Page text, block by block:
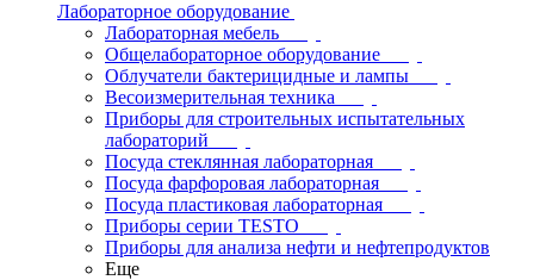
Лабораторное оборудование
Лабораторная мебель
Общелабораторное оборудование
Облучатели бактерицидные и лампы
Весоизмерительная техника
Приборы для строительных испытательных
лабораторий
Посуда стеклянная лабораторная
Посуда фарфоровая лабораторная
Посуда пластиковая лабораторная
Приборы серии TESTO
Приборы для анализа нефти и нефтепродуктов
Еще